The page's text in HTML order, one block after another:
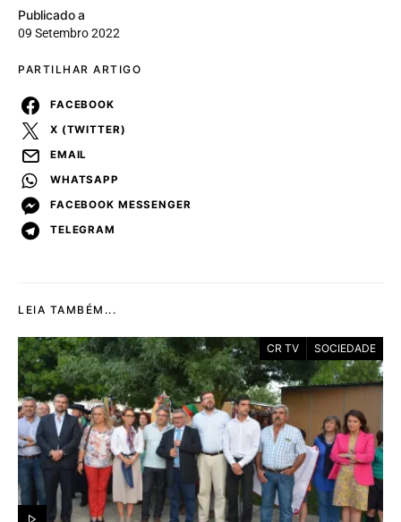
Publicado a
09 Setembro 2022
PARTILHAR ARTIGO
FACEBOOK
X (TWITTER)
EMAIL
WHATSAPP
FACEBOOK MESSENGER
TELEGRAM
LEIA TAMBÉM...
CR TV SOCIEDADE